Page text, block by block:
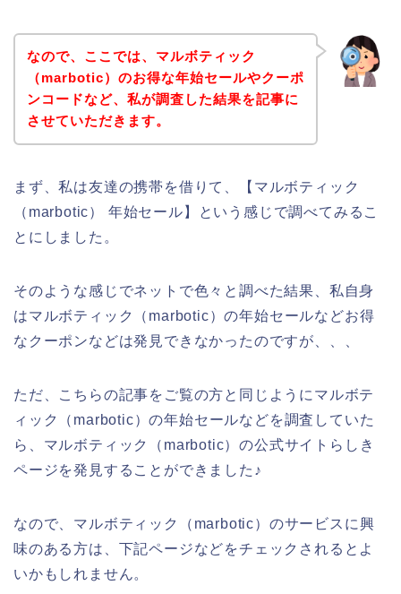
なので、ここでは、マルボティック
（marbotic）のお得な年始セールやクーポ
ンコードなど、私が調査した結果を記事に
させていただきます。
まず、私は友達の携帯を借りて、【マルボティック
（marbotic） 年始セール】という感じで調べてみるこ
とにしました。
そのような感じでネットで色々と調べた結果、私自身
はマルボティック（marbotic）の年始セールなどお得
なクーポンなどは発見できなかったのですが、、、
ただ、こちらの記事をご覧の方と同じようにマルボテ
ィック（marbotic）の年始セールなどを調査していた
ら、マルボティック（marbotic）の公式サイトらしき
ページを発見することができました♪
なので、マルボティック（marbotic）のサービスに興
味のある方は、下記ページなどをチェックされるとよ
いかもしれません。